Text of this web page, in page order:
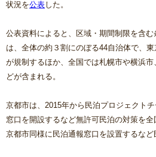
状況を公表した。
公表資料によると、区域・期間制限を含
は、全体の約３割にのぼる44自治体で、
が規制するほか、全国では札幌市や横浜
どが含まれる。
京都市は、2015年から民泊プロジェクト
窓口を開設するなど無許可民泊の対策を
京都市同様に民泊通報窓口を設置するなど